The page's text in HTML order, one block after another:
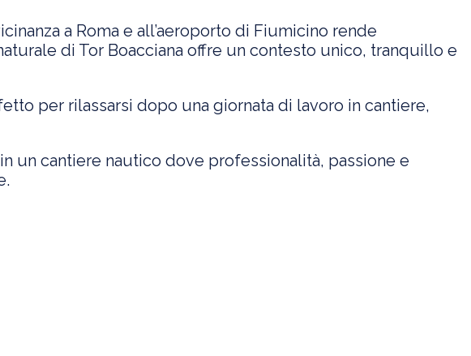
a Roma e all’aeroporto di Fiumicino rende
di Tor Boacciana offre un contesto unico, tranquillo e
per rilassarsi dopo una giornata di lavoro in cantiere,
un cantiere nautico dove professionalità, passione e